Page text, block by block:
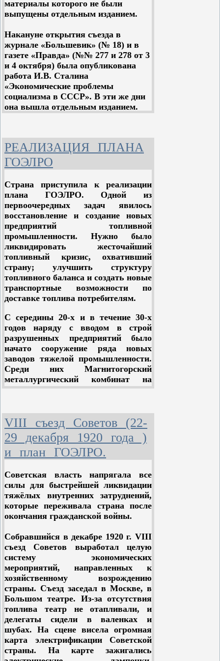
процентов и производства предметов
потребления (группы «Б») 11 процентов.
важнейших видов промышленной продукции
в 1955 году по сравнению с 1950 годом,
примерно, в следующих размерах:
Чугун – на 76%
материалы которого не были
выпущены отдельным изданием.
Накануне открытия съезда в
журнале «Большевик» (№ 18) и в
газете «Правда» (№№ 277 и 278 от 3
и 4 октября) была опубликована
работа И.В. Сталина
«Экономические проблемы
социализма в СССР». В эти же дни
она вышла отдельным изданием.
принятые съездом решения.
XIX СЪЕЗД ПАРТИИ
Целая историческая эпоха пролегла
между XVIII и XIX съездами
партии. История не знает периода
более насыщенного событиями
всемирного значения, чем этот:
в последние предвоенные годы
продолжились развитие народного
хозяйства и рост оборонного
потенциала нашей страны;
была одержана всемирно-
историческая Победа в Великой
Отечественной войне;
в предвоенные годы и по итогам
территория СССР, что привело к
появлению новых областных и
республиканских партийных
организаций;
в послевоенные годы было не только
восстановлено разрушенное войной, но
был значительно превышен довоенный
уровень развития народного хозяйства;
в Советском Союзе было создано
атомное оружие;
во многих странах мира
коммунистические и рабочие партии
получили легальный статус;
начался распад колониальной
системы;
наша страна приобрела
безоговорочный международный
Советский Союз стал постоянным
членом Совета Безопасности ООН.
РЕАЛИЗАЦИЯ ПЛАНА
ГОЭЛРО
Страна приступила к реализации
плана ГОЭЛРО. Одной из
первоочередных задач явилось
восстановление и создание новых
предприятий топливной
промышленности. Нужно было
ликвидировать жесточайший
топливный кризис, охвативший
страну; улучшить структуру
топливного баланса и создать новые
транспортные возможности по
доставке топлива потребителям.
С середины 20-х и в течение 30-х
годов наряду с вводом в строй
разрушенных предприятий было
начато сооружение ряда новых
заводов тяжелой промышленности.
Среди них Магнитогорский
металлургический комбинат на
Урале, Кузнецкий – в Сибири,
Волгограде, Харькове, Челябинске,
сельскохозяйственного
машиностроения в Ростове;
автозаводы в Москве и Нижнем
Новгороде, заводы химической
промышленности; Луганский
паровозостроительный,
шарикоподшипниковый и
трансформаторный заводы в
Москве; Уральский и Ново-
Краматорский
машиностроительный заводы и ряд
других крупных энергоемких
промышленных объектов.
VIII съезд Советов (22-
29 декабря 1920 года )
и план ГОЭЛРО.
Советская власть напрягала все
силы для быстрейшей ликвидации
тяжёлых внутренних затруднений,
которые переживала страна после
окончания гражданской войны.
Собравшийся в декабре 1920 г. VIII
съезд Советов выработал целую
систему экономических
мероприятий, направленных к
хозяйственному возрождению
страны. Съезд заседал в Москве, в
Большом театре. Из-за отсутствия
топлива театр не отапливали, и
делегаты сидели в валенках и
шубах. На сцене висела огромная
карта электрификации Советской
страны. На карте зажигались